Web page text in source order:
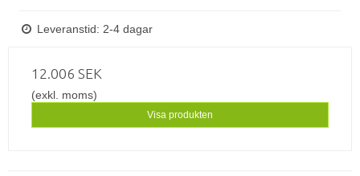
Leveranstid: 2-4 dagar
12.006 SEK
(exkl. moms)
Visa produkten